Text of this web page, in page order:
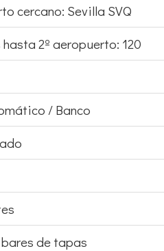
cercano: Sevilla SVQ
2º aeropuerto: 120
/ Banco
de tapas